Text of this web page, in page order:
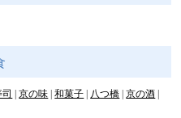
司 京の味 和菓子 八つ橋 京の酒